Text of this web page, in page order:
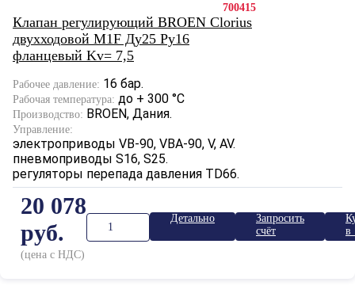
700415
Клапан регулирующий BROEN Clorius
двухходовой M1F Ду25 Ру16
фланцевый Kv= 7,5
Рабочее давление: 16 бар.
Рабочая температура: до + 300 °С
Производство: BROEN, Дания.
Управление:
электроприводы VB-90, VBA-90, V, AV.
пневмоприводы S16, S25.
регуляторы перепада давления TD66.
20 078
руб.
(цена с НДС)
Детально
Запросить
счёт
в